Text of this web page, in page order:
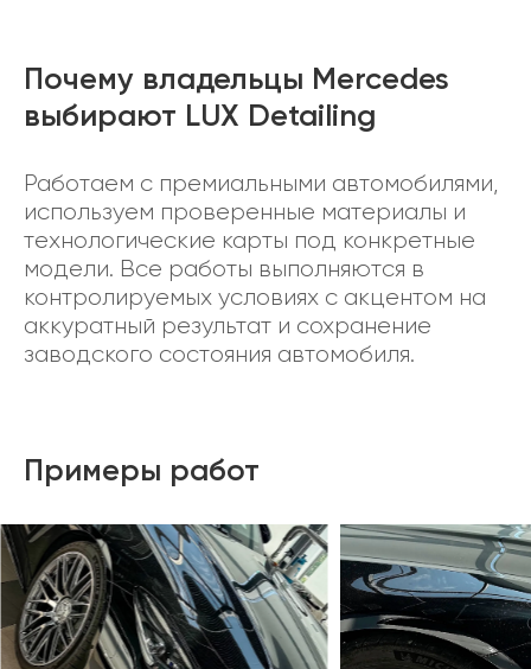
Почему владельцы Mercedes
выбирают LUX Detailing
Работаем с премиальными автомобилями,
используем проверенные материалы и
технологические карты под конкретные
модели. Все работы выполняются в
контролируемых условиях с акцентом на
аккуратный результат и сохранение
заводского состояния автомобиля.
Примеры работ